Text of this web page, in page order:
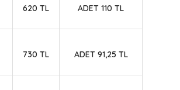
620 TL ADET 110 TL
730 TL ADET 91,25 TL